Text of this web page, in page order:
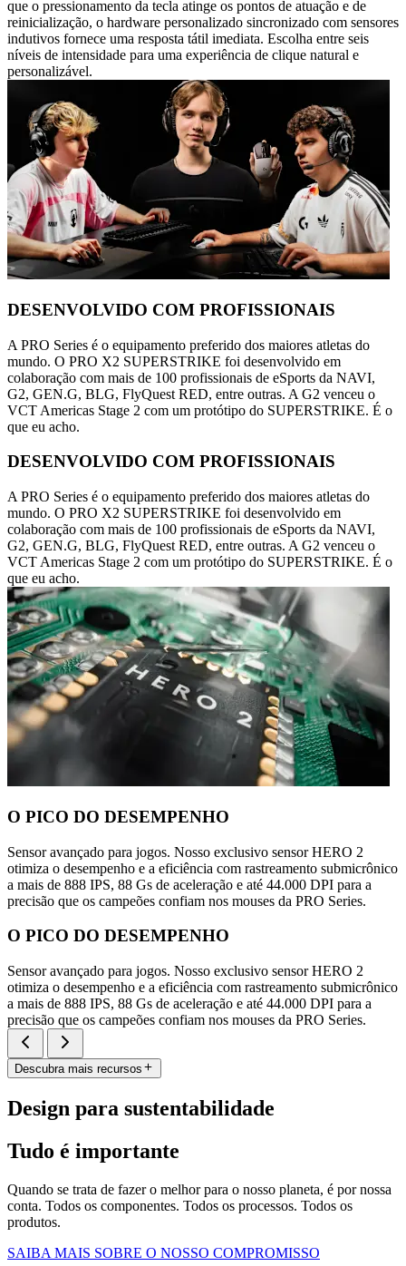
que o pressionamento da tecla atinge os pontos de atuação e de
reinicialização, o hardware personalizado sincronizado com sensores
indutivos fornece uma resposta tátil imediata. Escolha entre seis
níveis de intensidade para uma experiência de clique natural e
personalizável.
DESENVOLVIDO COM PROFISSIONAIS
A PRO Series é o equipamento preferido dos maiores atletas do
mundo. O PRO X2 SUPERSTRIKE foi desenvolvido em
colaboração com mais de 100 profissionais de eSports da NAVI,
G2, GEN.G, BLG, FlyQuest RED, entre outras. A G2 venceu o
VCT Americas Stage 2 com um protótipo do SUPERSTRIKE. É o
que eu acho.
DESENVOLVIDO COM PROFISSIONAIS
A PRO Series é o equipamento preferido dos maiores atletas do
mundo. O PRO X2 SUPERSTRIKE foi desenvolvido em
colaboração com mais de 100 profissionais de eSports da NAVI,
G2, GEN.G, BLG, FlyQuest RED, entre outras. A G2 venceu o
VCT Americas Stage 2 com um protótipo do SUPERSTRIKE. É o
que eu acho.
O PICO DO DESEMPENHO
Sensor avançado para jogos. Nosso exclusivo sensor HERO 2
otimiza o desempenho e a eficiência com rastreamento submicrônico
a mais de 888 IPS, 88 Gs de aceleração e até 44.000 DPI para a
precisão que os campeões confiam nos mouses da PRO Series.
O PICO DO DESEMPENHO
Sensor avançado para jogos. Nosso exclusivo sensor HERO 2
otimiza o desempenho e a eficiência com rastreamento submicrônico
a mais de 888 IPS, 88 Gs de aceleração e até 44.000 DPI para a
precisão que os campeões confiam nos mouses da PRO Series.
Descubra mais recursos
Design para sustentabilidade
Tudo é importante
Quando se trata de fazer o melhor para o nosso planeta, é por nossa
conta. Todos os componentes. Todos os processos. Todos os
produtos.
SAIBA MAIS SOBRE O NOSSO COMPROMISSO